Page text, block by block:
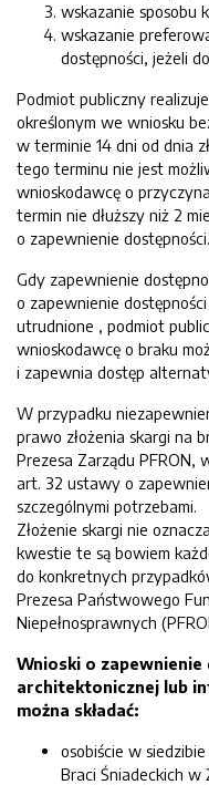
wskazanie sposobu
wskazanie
dostępności, jeżeli
Podmiot publiczny
określonym we wniosku
w terminie 14 dni od dnia
tego terminu nie jest
wnioskodawcę o
termin nie dłuższy niż 2
o zapewnienie dostępności.
Gdy zapewnienie
o zapewnienie
utrudnione , podmiot
wnioskodawcę o braku
i zapewnia dostęp
W przypadku
prawo złożenia skargi na
Prezesa Zarządu PFRON,
art. 32 ustawy o
szczególnymi potrzebami.
Złożenie skargi nie
kwestie te są bowiem
do konkretnych
Prezesa Państwowego
Niepełnosprawnych
Wnioski o
architektonicznej lub
można składać:
osobiście w
Braci Śniadeckich w